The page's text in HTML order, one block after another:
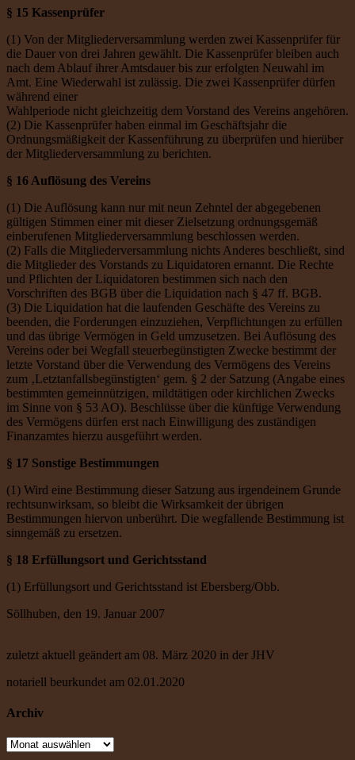
§ 15 Kassenprüfer
(1) Von der Mitgliederversammlung werden zwei Kassenprüfer für
die Dauer von drei Jahren gewählt. Die Kassenprüfer bleiben auch
nach dem Ablauf ihrer Amtsdauer bis zur erfolgten Neuwahl im
Amt. Eine Wiederwahl ist zulässig. Die zwei Kassenprüfer dürfen
während einer
Wahlperiode nicht gleichzeitig dem Vorstand des Vereins angehören.
(2) Die Kassenprüfer haben einmal im Geschäftsjahr die
Ordnungsmäßigkeit der Kassenführung zu überprüfen und hierüber
der Mitgliederversammlung zu berichten.
§ 16 Auflösung des Vereins
(1) Die Auflösung kann nur mit neun Zehntel der abgegebenen
gültigen Stimmen einer mit dieser Zielsetzung ordnungsgemäß
einberufenen Mitgliederversammlung beschlossen werden.
(2) Falls die Mitgliederversammlung nichts Anderes beschließt, sind
die Mitglieder des Vorstands zu Liquidatoren ernannt. Die Rechte
und Pflichten der Liquidatoren bestimmen sich nach den
Vorschriften des BGB über die Liquidation nach § 47 ff. BGB.
(3) Die Liquidation hat die laufenden Geschäfte des Vereins zu
beenden, die Forderungen einzuziehen, Verpflichtungen zu erfüllen
und das übrige Vermögen in Geld umzusetzen. Bei Auflösung des
Vereins oder bei Wegfall steuerbegünstigten Zwecke bestimmt der
letzte Vorstand über die Verwendung des Vermögens des Vereins
zum ‚Letztanfallsbegünstigten‘ gem. § 2 der Satzung (Angabe eines
bestimmten gemeinnützigen, mildtätigen oder kirchlichen Zwecks
im Sinne von § 53 AO). Beschlüsse über die künftige Verwendung
des Vermögens dürfen erst nach Einwilligung des zuständigen
Finanzamtes hierzu ausgeführt werden.
§ 17 Sonstige Bestimmungen
(1) Wird eine Bestimmung dieser Satzung aus irgendeinem Grunde
rechtsunwirksam, so bleibt die Wirksamkeit der übrigen
Bestimmungen hiervon unberührt. Die wegfallende Bestimmung ist
sinngemäß zu ersetzen.
§ 18 Erfüllungsort und Gerichtsstand
(1) Erfüllungsort und Gerichtsstand ist Ebersberg/Obb.
Söllhuben, den 19. Januar 2007
zuletzt aktuell geändert am 08. März 2020 in der JHV
notariell beurkundet am 02.01.2020
Archiv